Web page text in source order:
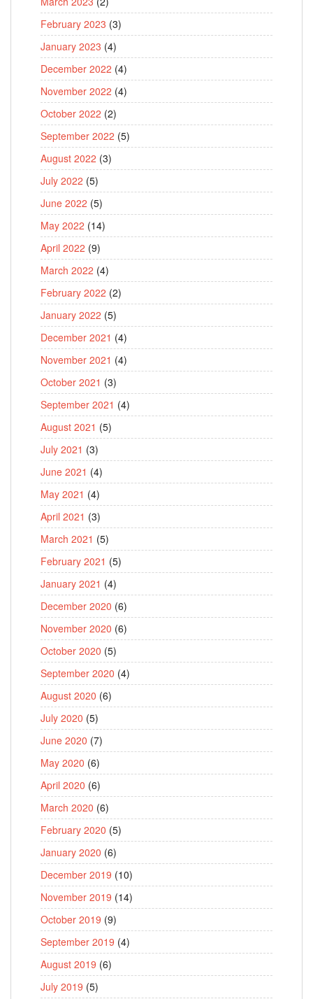
February 2023 (3)
January 2023 (4)
December 2022 (4)
November 2022 (4)
October 2022 (2)
September 2022 (5)
August 2022 (3)
July 2022 (5)
June 2022 (5)
May 2022 (14)
April 2022 (9)
March 2022 (4)
February 2022 (2)
January 2022 (5)
December 2021 (4)
November 2021 (4)
October 2021 (3)
September 2021 (4)
August 2021 (5)
July 2021 (3)
June 2021 (4)
May 2021 (4)
April 2021 (3)
March 2021 (5)
February 2021 (5)
January 2021 (4)
December 2020 (6)
November 2020 (6)
October 2020 (5)
September 2020 (4)
August 2020 (6)
July 2020 (5)
June 2020 (7)
May 2020 (6)
April 2020 (6)
March 2020 (6)
February 2020 (5)
January 2020 (6)
December 2019 (10)
November 2019 (14)
October 2019 (9)
September 2019 (4)
August 2019 (6)
July 2019 (5)